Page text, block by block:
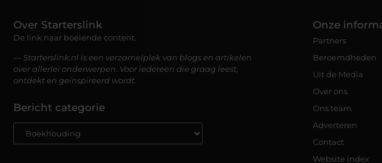
Over Starterslink
De link naar boeiende content.
— Starterslink.nl is een verzamelplek van blogs en artikelen
over allerlei onderwerpen. Voor iedereen die graag leest,
ontdekt en geïnspireerd wordt.
Bericht categorie
Onze
Partners
Beroemdheden
Uit de Media
Over ons
Ons team
Adverteren
Contact
Website index